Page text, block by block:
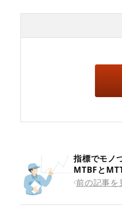
指標でモ
MTBFと
前の記事を